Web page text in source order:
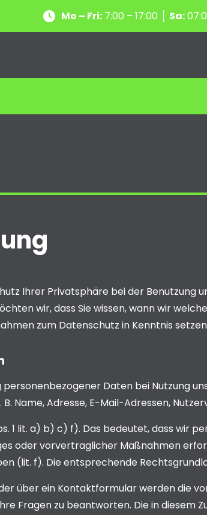
Mo – Fri: 7:00 – 17:00 │ Sa:
Ihrer Privatsphäre bei der Benutzung
wir, dass Sie wissen, wann wir
zum Datenschutz in Kenntnis
Daten bei Nutzung
Name, Adresse, E-Mail-Adressen,
1 lit. a) b) c) f). Das bedeutet, dass wir
oder vorvertraglicher Maßnahmen
(lit. f). Die entsprechende
über ein Kontaktformular werden die
Fragen zu beantworten. Die in diesem